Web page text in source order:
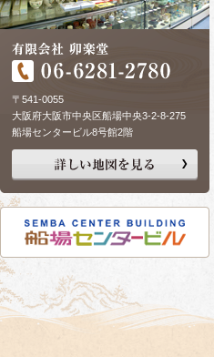
〒541-0055
大阪府大阪市中央区船場中央3-2-8-275
船場センタービル8号館2階